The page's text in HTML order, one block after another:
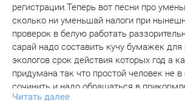
регистрации.Теперь вот песни про
сколько ни уменьшай налоги при
проверок в белую работать
сарай надо составить кучу бумажек
экологов срок действия которых год а
придумана так что простой человек не в
сочинить и надо обращаться в
Читать далее